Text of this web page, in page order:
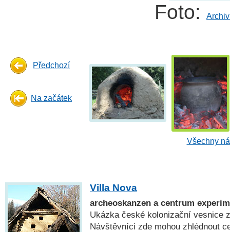
Foto:
Předchozí
Na začátek
Všechny
Villa Nova
archeoskanzen a centrum
Ukázka české kolonizační vesnice
Návštěvníci zde mohou zhlédnout